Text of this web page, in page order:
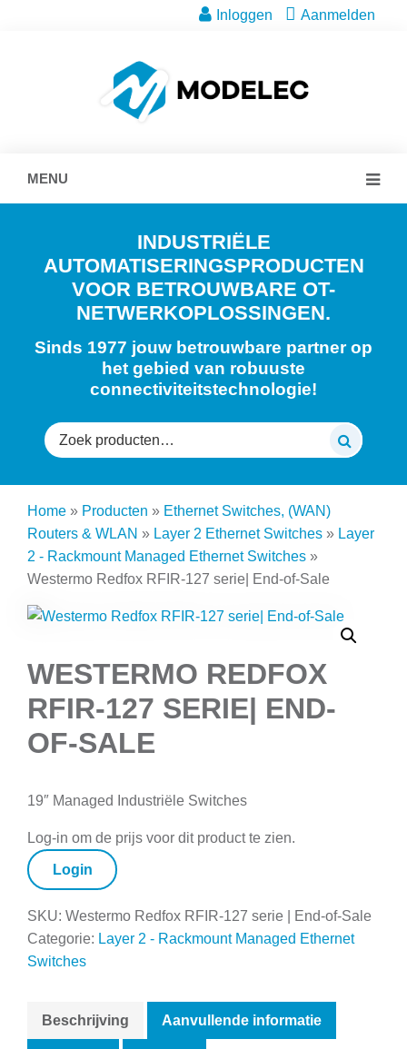
Inloggen Aanmelden
MENU
INDUSTRIËLE
AUTOMATISERINGSPRODUCTEN
VOOR BETROUWBARE OT-
NETWERKOPLOSSINGEN.
Sinds 1977 jouw betrouwbare partner op
het gebied van robuuste
connectiviteitstechnologie!
Zoeken
naar:
Home » Producten » Ethernet Switches, (WAN)
Routers & WLAN » Layer 2 Ethernet Switches » Layer
2 - Rackmount Managed Ethernet Switches »
Westermo Redfox RFIR-127 serie| End-of-Sale
WESTERMO REDFOX
RFIR-127 SERIE| END-
OF-SALE
19″ Managed Industriële Switches
Log-in om de prijs voor dit product te zien.
Login
SKU: Westermo Redfox RFIR-127 serie | End-of-Sale
Categorie: Layer 2 - Rackmount Managed Ethernet
Switches
Beschrijving Aanvullende informatie